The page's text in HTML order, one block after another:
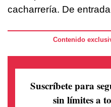
cacharrería. De
Contenido
Suscríbete para
sin límites a